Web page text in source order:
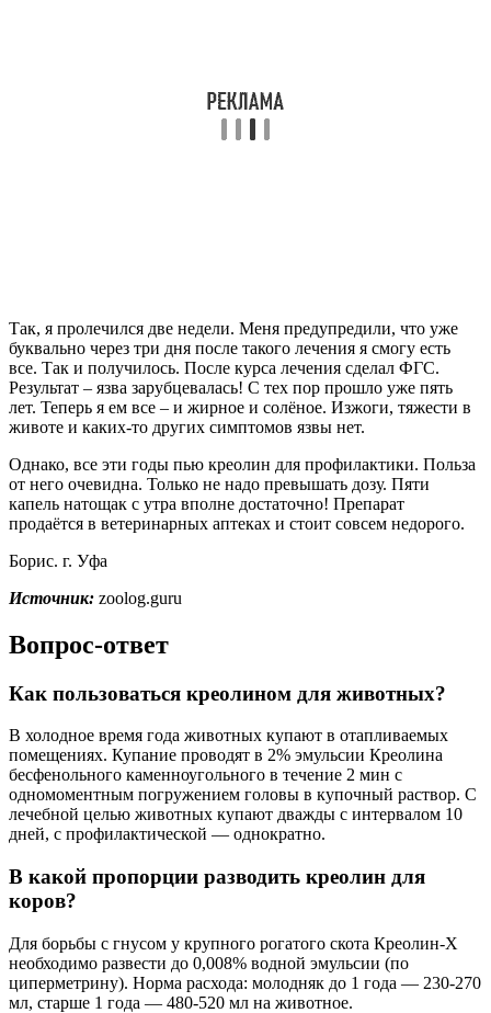
Так, я пролечился две недели. Меня предупредили, что уже
буквально через три дня после такого лечения я смогу есть
все. Так и получилось. После курса лечения сделал ФГС.
Результат – язва зарубцевалась! С тех пор прошло уже пять
лет. Теперь я ем все – и жирное и солёное. Изжоги, тяжести в
животе и каких-то других симптомов язвы нет.
Однако, все эти годы пью креолин для профилактики. Польза
от него очевидна. Только не надо превышать дозу. Пяти
капель натощак с утра вполне достаточно! Препарат
продаётся в ветеринарных аптеках и стоит совсем недорого.
Борис. г. Уфа
Источник: zoolog.guru
Вопрос-ответ
Как пользоваться креолином для животных?
В холодное время года животных купают в отапливаемых
помещениях. Купание проводят в 2% эмульсии Креолина
бесфенольного каменноугольного в течение 2 мин с
одномоментным погружением головы в купочный раствор. С
лечебной целью животных купают дважды с интервалом 10
дней, с профилактической — однократно.
В какой пропорции разводить креолин для
коров?
Для борьбы с гнусом у крупного рогатого скота Креолин-Х
необходимо развести до 0,008% водной эмульсии (по
циперметрину). Норма расхода: молодняк до 1 года — 230-270
мл, старше 1 года — 480-520 мл на животное.